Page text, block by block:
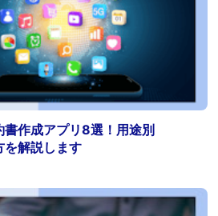
書作成アプリ8選！用途別
を解説します